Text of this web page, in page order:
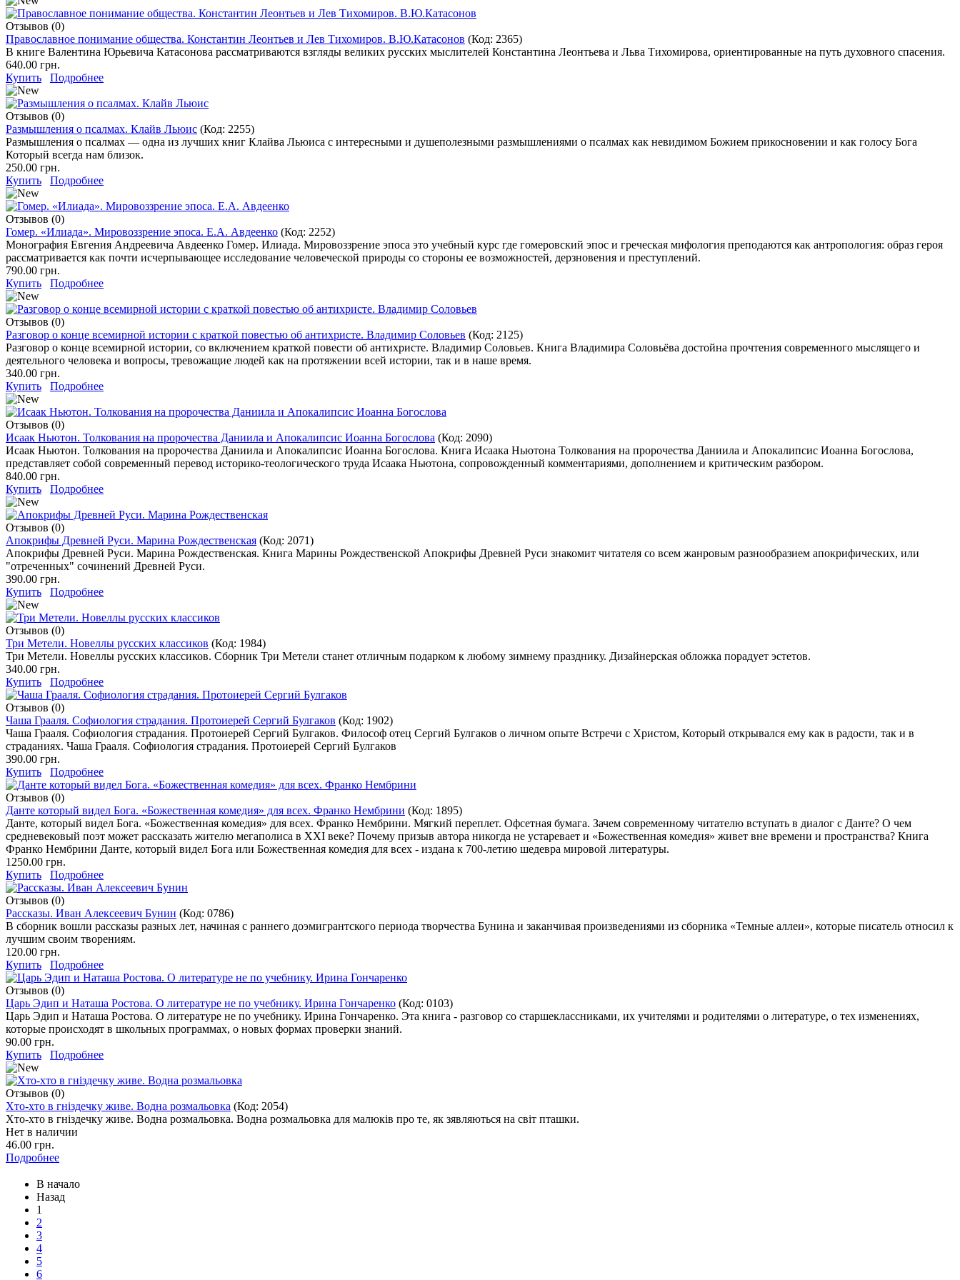
Отзывов (0)
Православное понимание общества. Константин Леонтьев и Лев Тихомиров. В.Ю.Катасонов (Код: 2365)
В книге Валентина Юрьевича Катасонова рассматриваются взгляды великих русских мыслителей Константина Леонтьева и Льва Тихомирова, ориентированные на путь духовного спасения.
640.00 грн.
Купить
Подробнее
Отзывов (0)
Размышления о псалмах. Клайв Льюис (Код: 2255)
Размышления о псалмах — одна из лучших книг Клайва Льюиса с интересными и душеполезными размышлениями о псалмах как невидимом Божием прикосновении и как голосу Бога
Который всегда нам близок.
250.00 грн.
Купить
Подробнее
Отзывов (0)
Гомер. «Илиада». Мировоззрение эпоса. Е.А. Авдеенко (Код: 2252)
Монография Евгения Андреевича Авдеенко Гомер. Илиада. Мировоззрение эпоса это учебный курс где гомеровский эпос и греческая мифология преподаются как антропология: образ героя
рассматривается как почти исчерпывающее исследование человеческой природы со стороны ее возможностей, дерзновения и преступлений.
790.00 грн.
Купить
Подробнее
Отзывов (0)
Разговор о конце всемирной истории с краткой повестью об антихристе. Владимир Соловьев (Код: 2125)
Разговор о конце всемирной истории, со включением краткой повести об антихристе. Владимир Соловьев. Книга Владимира Соловьёва достойна прочтения современного мыслящего и
деятельного человека и вопросы, тревожащие людей как на протяжении всей истории, так и в наше время.
340.00 грн.
Купить
Подробнее
Отзывов (0)
Исаак Ньютон. Толкования на пророчества Даниила и Апокалипсис Иоанна Богослова (Код: 2090)
Исаак Ньютон. Толкования на пророчества Даниила и Апокалипсис Иоанна Богослова. Книга Исаака Ньютона Толкования на пророчества Даниила и Апокалипсис Иоанна Богослова,
представляет собой современный перевод историко-теологического труда Исаака Ньютона, сопровожденный комментариями, дополнением и критическим разбором.
840.00 грн.
Купить
Подробнее
Отзывов (0)
Апокрифы Древней Руси. Марина Рождественская (Код: 2071)
Апокрифы Древней Руси. Марина Рождественская. Книга Марины Рождественской Апокрифы Древней Руси знакомит читателя со всем жанровым разнообразием апокрифических, или
"отреченных" сочинений Древней Руси.
390.00 грн.
Купить
Подробнее
Отзывов (0)
Три Метели. Новеллы русских классиков (Код: 1984)
Три Метели. Новеллы русских классиков. Сборник Три Метели станет отличным подарком к любому зимнему празднику. Дизайнерская обложка порадует эстетов.
340.00 грн.
Купить
Подробнее
Отзывов (0)
Чаша Грааля. Софиология страдания. Протоиерей Сергий Булгаков (Код: 1902)
Чаша Грааля. Софиология страдания. Протоиерей Сергий Булгаков. Философ отец Сергий Булгаков о личном опыте Встречи с Христом, Который открывался ему как в радости, так и в
страданиях. Чаша Грааля. Софиология страдания. Протоиерей Сергий Булгаков
390.00 грн.
Купить
Подробнее
Отзывов (0)
Данте который видел Бога. «Божественная комедия» для всех. Франко Нембрини (Код: 1895)
Данте, который видел Бога. «Божественная комедия» для всех. Франко Нембрини. Мягкий переплет. Офсетная бумага. Зачем современному читателю вступать в диалог с Данте? О чем
средневековый поэт может рассказать жителю мегаполиса в XXI веке? Почему призыв автора никогда не устаревает и «Божественная комедия» живет вне времени и пространства? Книга
Франко Нембрини Данте, который видел Бога или Божественная комедия для всех - издана к 700-летию шедевра мировой литературы.
1250.00 грн.
Купить
Подробнее
Отзывов (0)
Рассказы. Иван Алексеевич Бунин (Код: 0786)
В сборник вошли рассказы разных лет, начиная с раннего доэмигрантского периода творчества Бунина и заканчивая произведениями из сборника «Темные аллеи», которые писатель относил к
лучшим своим творениям.
120.00 грн.
Купить
Подробнее
Отзывов (0)
Царь Эдип и Наташа Ростова. О литературе не по учебнику. Ирина Гончаренко (Код: 0103)
Царь Эдип и Наташа Ростова. О литературе не по учебнику. Ирина Гончаренко. Эта книга - разговор со старшеклассниками, их учителями и родителями о литературе, о тех изменениях,
которые происходят в школьных программах, о новых формах проверки знаний.
90.00 грн.
Купить
Подробнее
Отзывов (0)
Хто-хто в гніздечку живе. Водна розмальовка (Код: 2054)
Хто-хто в гніздечку живе. Водна розмальовка. Водна розмальовка для малюків про те, як зявляються на світ пташки.
Нет в наличии
46.00 грн.
Подробнее
В начало
Назад
1
2
3
4
5
6